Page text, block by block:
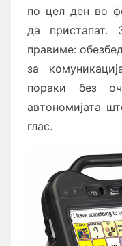
по цел ден во
да
правиме:
за
пораки без
автономијата
глас.